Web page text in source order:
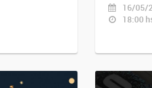
16/05/
18:00